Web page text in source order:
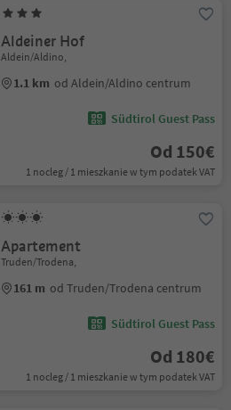
Aldeiner Hof
Aldein/Aldino,
1.1 km od Aldein/Aldino centrum
Südtirol Guest Pass
Od 150€
1 nocleg / 1 mieszkanie w tym podatek VAT
Apartement
Truden/Trodena,
161 m od Truden/Trodena centrum
Südtirol Guest Pass
Od 180€
1 nocleg / 1 mieszkanie w tym podatek VAT